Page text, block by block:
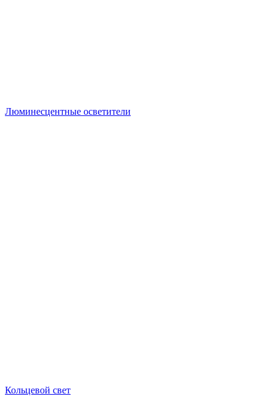
Люминесцентные осветители
Кольцевой свет